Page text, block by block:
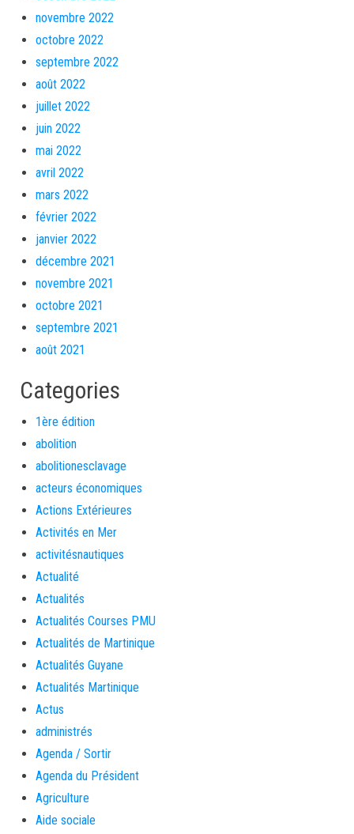
novembre 2022
octobre 2022
septembre 2022
août 2022
juillet 2022
juin 2022
mai 2022
avril 2022
mars 2022
février 2022
janvier 2022
décembre 2021
novembre 2021
octobre 2021
septembre 2021
août 2021
Categories
1ère édition
abolition
abolitionesclavage
acteurs économiques
Actions Extérieures
Activités en Mer
activitésnautiques
Actualité
Actualités
Actualités Courses PMU
Actualités de Martinique
Actualités Guyane
Actualités Martinique
Actus
administrés
Agenda / Sortir
Agenda du Président
Agriculture
Aide sociale